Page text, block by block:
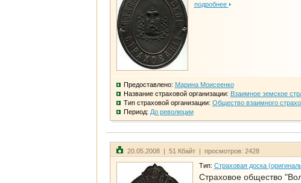
подробнее
Предоставлено: Марина Моисеенко
Название страховой организации: Взаимное земское
Тип страховой организации: Общество взаимного
Период: До революции
20.05.2008 | 51 Кбайт | просмотров: 2428
Тип: Страховая доска
Страховое общество